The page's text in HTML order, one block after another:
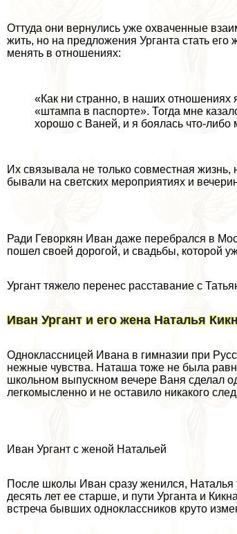
Оттуда они вернулись уже охваченные
жить, но на предложения Урганта стать его
менять в отношениях:
«Как ни странно, в наших отношениях
«штампа в паспорте». Тогда мне
хорошо с Ваней, и я боялась что-либо
Их связывала не только совместная жизнь,
бывали на светских мероприятиях и
Ради Геворкян Иван даже перебрался в
пошел своей дорогой, и свадьбы, которой
Ургант тяжело перенес расставание с
Иван Ургант и его жена Наталья
Одноклассницей Ивана в гимназии при
нежные чувства. Наташа тоже не была
школьном выпускном вечере Ваня сделал
легкомысленно и не оставило никакого
Иван Ургант с женой Натальей
После школы Иван сразу женился,
десять лет ее старше, и пути Урганта и
встреча бывших одноклассников круто